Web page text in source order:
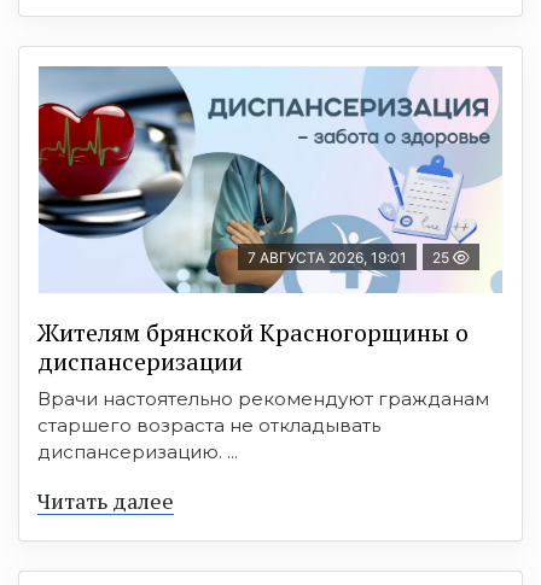
7 АВГУСТА 2026, 19:01 25
Жителям брянской Красногорщины о
диспансеризации
Врачи настоятельно рекомендуют гражданам
старшего возраста не откладывать
диспансеризацию. ...
Читать далее